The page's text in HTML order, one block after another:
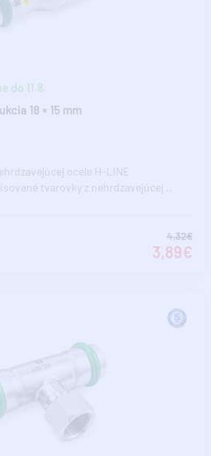
do 11.8.
18 × 15 mm
ocele H-LINE
tvarovky z nehrdzavejúcej ..
4,32€
3,89€